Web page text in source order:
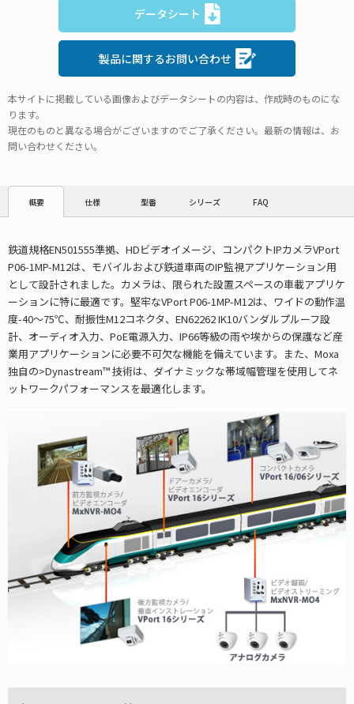
データシート
製品に関するお問い合わせ
本サイトに掲載している画像およびデータシートの内容は、作成時のものにな
ります。
現在のものと異なる場合がございますのでご了承ください。最新の情報は、お
問い合わせください。
概要 仕様 型番 シリーズ FAQ
鉄道規格EN501555準拠、HDビデオイメージ、コンパクトIPカメラVPort
P06-1MP-M12は、モバイルおよび鉄道車両のIP監視アプリケーション用
として設計されました。カメラは、限られた設置スペースの車載アプリケ
ーションに特に最適です。堅牢なVPort P06-1MP-M12は、ワイドの動作温
度-40～75℃、耐振性M12コネクタ、EN62262 IK10バンダルプルーフ設
計、オーディオ入力、PoE電源入力、IP66等級の雨や埃からの保護など産
業用アプリケーションに必要不可欠な機能を備えています。また、Moxa
独自の>Dynastream™ 技術は、ダイナミックな帯域幅管理を使用してネ
ットワークパフォーマンスを最適化します。